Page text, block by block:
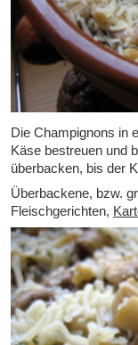
Die Champignons in
Käse bestreuen und
überbacken, bis der
Überbackene, bzw.
Fleischgerichten,